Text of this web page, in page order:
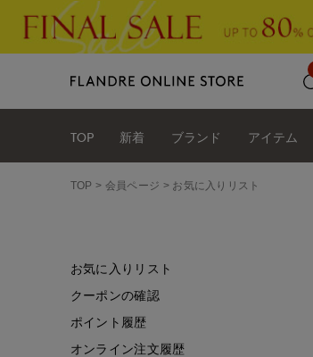
TOP 新着 ブランド アイテム
TOP 会員ページ お気に入りリスト
お気に入りリスト
クーポンの確認
ポイント履歴
オンライン注文履歴